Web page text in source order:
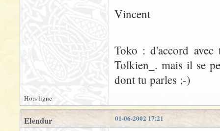
Vincent
Toko : d'accord
Tolkien_. mais il se
dont tu parles ;-)
Hors ligne
01-06-2002 17:21
Elendur